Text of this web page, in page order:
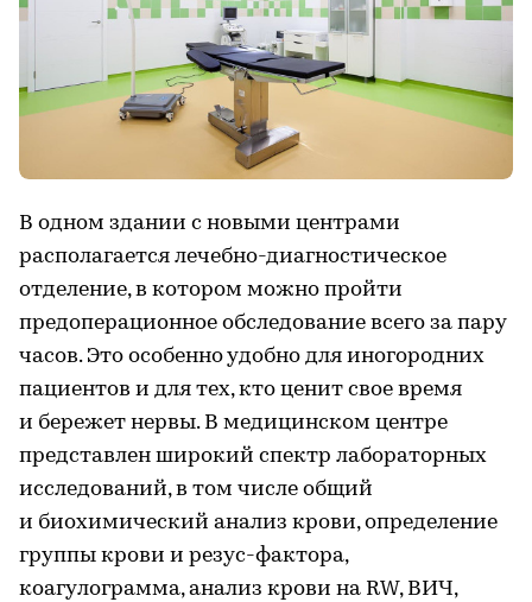
В одном здании с новыми центрами
располагается лечебно-диагностическое
отделение, в котором можно пройти
предоперационное обследование всего за пару
часов. Это особенно удобно для иногородних
пациентов и для тех, кто ценит свое время
и бережет нервы. В медицинском центре
представлен широкий спектр лабораторных
исследований, в том числе общий
и биохимический анализ крови, определение
группы крови и резус-фактора,
коагулограмма, анализ крови на RW, ВИЧ,